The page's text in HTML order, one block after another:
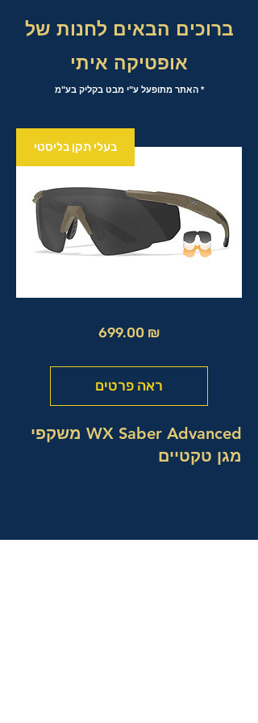
ברוכים הבאים לחנות של
אופטיקה איתי
* האתר מתופעל ע"י מבט בקליק בע"מ
בעלי תקן בליסטי
699.00 ₪מחיר
ראה פרטים
WX Saber Advanced משקפי
מגן טקטיים